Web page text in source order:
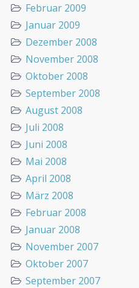
Februar 2009
Januar 2009
Dezember 2008
November 2008
Oktober 2008
September 2008
August 2008
Juli 2008
Juni 2008
Mai 2008
April 2008
März 2008
Februar 2008
Januar 2008
November 2007
Oktober 2007
September 2007